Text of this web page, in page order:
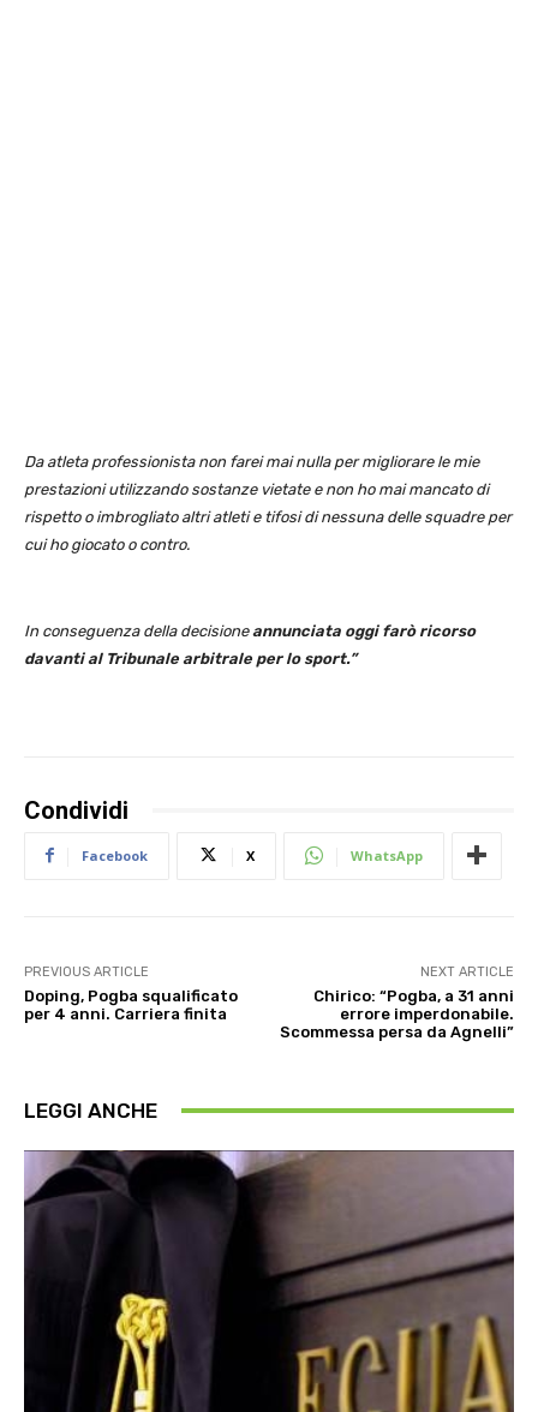
Da atleta professionista non farei mai nulla per migliorare le mie
prestazioni utilizzando sostanze vietate e non ho mai mancato di
rispetto o imbrogliato altri atleti e tifosi di nessuna delle squadre per
cui ho giocato o contro.
In conseguenza della decisioneannunciata oggi farò ricorso
davanti al Tribunale arbitrale per lo sport.”
Condividi
Facebook X WhatsApp
PREVIOUS ARTICLE
Doping, Pogba squalificato
per 4 anni. Carriera finita
NEXT ARTICLE
Chirico: “Pogba, a 31 anni
errore imperdonabile.
Scommessa persa da Agnelli”
LEGGI ANCHE